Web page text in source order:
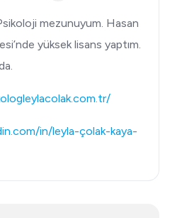
mezunuyum. Hasan
yüksek lisans yaptım.
in/leyla-çolak-kaya-